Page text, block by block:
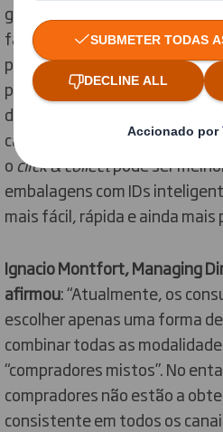
garantir que,
faz compras, se obtenha a
para compras através do
para compras online, o
de melhorar a experiência. Por
caixas pode ajudar no
o click & collectpode ser
embalagens com IDs
mais fácil, rápida e ainda mais
Ignacio Montfort, Managing
afirmou: “Atualmente, os
escolher apenas uma forma
combinar todas as
“compradores mistos”. No
compradores não estão a
consistente em todos os